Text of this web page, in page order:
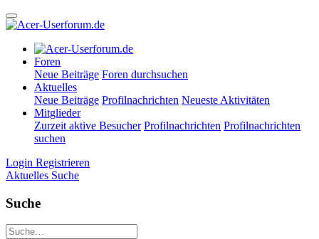
Foren
Neue Beiträge Foren durchsuchen
Aktuelles
Neue Beiträge Profilnachrichten Neueste Aktivitäten
Mitglieder
Zurzeit aktive Besucher Profilnachrichten Profilnachrichten
suchen
Login Registrieren
Aktuelles Suche
Suche